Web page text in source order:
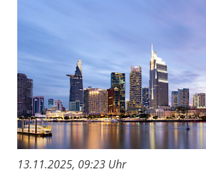
13.11.2025, 09:23 Uhr